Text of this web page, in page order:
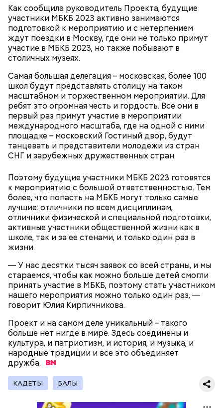
Как сообщила руководитель Проекта, будущие
участники МБКБ 2023 активно занимаются
подготовкой к мероприятию и с нетерпением
ждут поездки в Москву, где они не только примут
участие в МБКБ 2023, но также побывают в
столичных музеях.
Самая большая делегация – московская, более 100
школ будут представлять столицу на таком
масштабном и торжественном мероприятии. Для
ребят это огромная честь и гордость. Все они в
первый раз примут участие в мероприятии
международного масштаба, где на одной с ними
площадке – московский Гостиный двор, будут
танцевать и представители молодежи из стран
СНГ и зарубежных дружественных стран.
Поэтому будущие участники МБКБ 2023 готовятся
к мероприятию с большой ответственностью. Тем
более, что попасть на МБКБ могут только самые
лучшие: отличники по всем дисциплинам,
отличники физической и специальной подготовки,
активные участники общественной жизни как в
школе, так и за ее стенами, и только один раз в
жизни.
— У нас десятки тысяч заявок со всей страны, и мы
стараемся, чтобы как можно больше детей смогли
принять участие в МБКБ, поэтому стать участником
нашего мероприятия можно только один раз, —
говорит Юлия Кирпичникова.
Проект и на самом деле уникальный – такого
больше нет нигде в мире. Здесь соединены и
культура, и патриотизм, и история, и музыка, и
народные традиции и все это объединяет
дружба.
КАДЕТЫ БАЛЫ
Однако диетолог предупредила: не для всех дыня
может быть полезна. В первую очередь ее стоит
есть с осторожностью людям:
— Наиболее распространенные борщ, щи, котлеты,
салаты, лаваш с творогом и сыром, пироги, омлет,
запеканка. Щавеля там везде используется
немного, поэтому никакого вреда от него не будет.
Чем разнообразнее рацион питания человека, тем
лучше. Потому что это исключает вероятность
возникновения дефицитов микроэлементов, —
заверил специалист.
Вовсю идет и сезон черешни. «Вечерняя Москва»
узнала у врача — эндокринолога-диетолога
Натальи Лазуренко,как правильно есть эту ягоду
пользой для здоровья.